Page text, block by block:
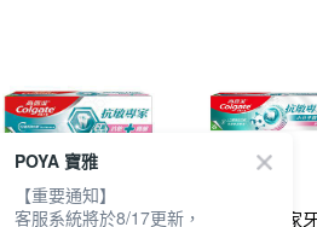
高露潔抗敏專家牙膏 高露潔抗敏專家
POYA 寶雅
【重要通知】
客服系統將於8/17更新，